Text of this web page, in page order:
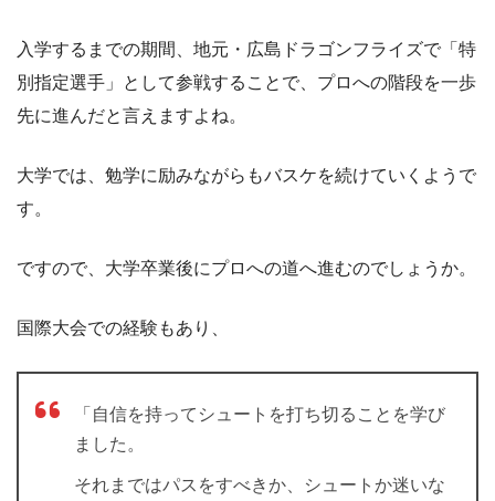
入学するまでの期間、地元・広島ドラゴンフライズで「特
別指定選手」として参戦することで、プロへの階段を一歩
先に進んだと言えますよね。
大学では、勉学に励みながらもバスケを続けていくようで
す。
ですので、大学卒業後にプロへの道へ進むのでしょうか。
国際大会での経験もあり、
「自信を持ってシュートを打ち切ることを学び
ました。
それまではパスをすべきか、シュートか迷いな